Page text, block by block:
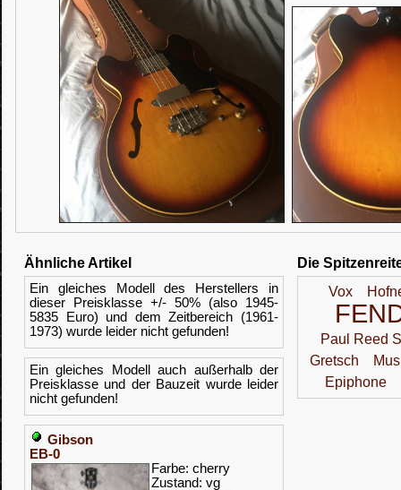
Ähnliche Artikel
Ein gleiches Modell des Herstellers in
dieser Preisklasse +/- 50% (also 1945-
5835 Euro) und dem Zeitbereich (1961-
1973) wurde leider nicht gefunden!
Ein gleiches Modell auch außerhalb der
Preisklasse und der Bauzeit wurde leider
nicht gefunden!
Gibson
EB-0
Farbe: cherry
Zustand: vg
Die
Vox
Paul Reed
Gretsch
Epiphone